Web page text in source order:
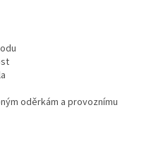
oděrkám a provoznímu